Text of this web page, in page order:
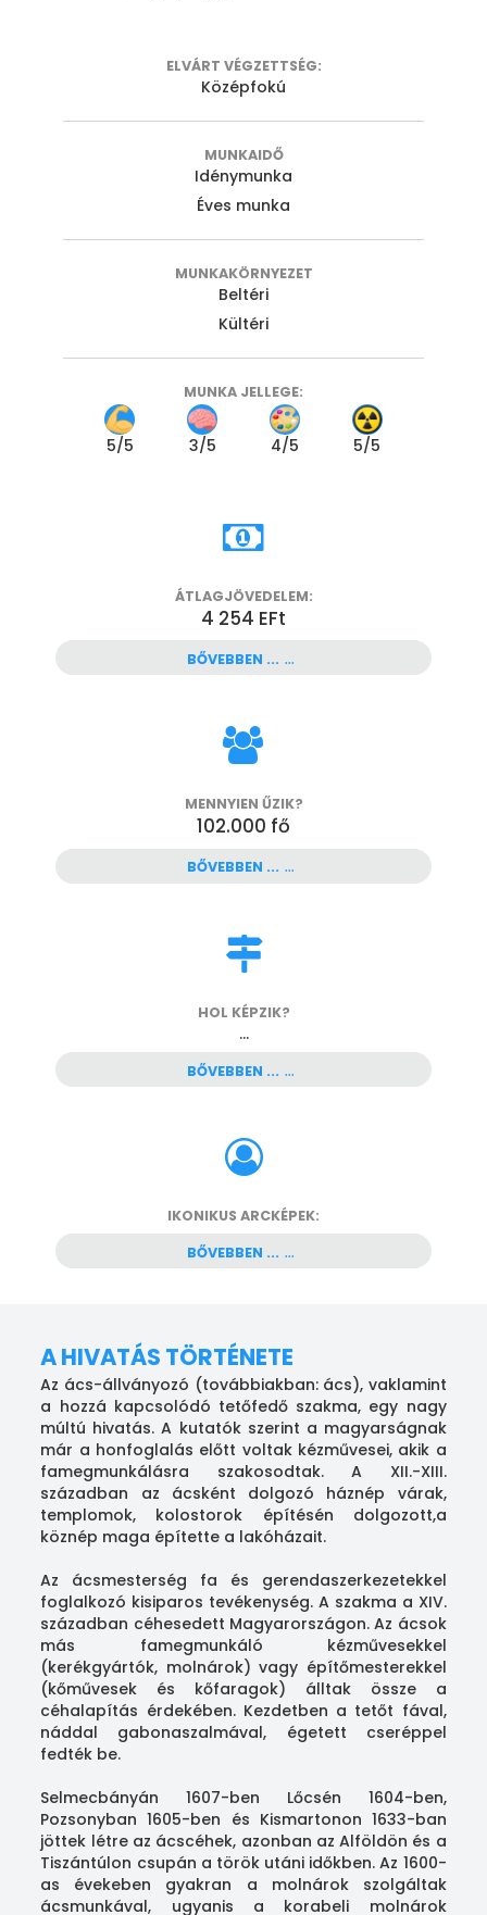
ELVÁRT VÉGZETTSÉG:
Középfokú
MUNKAIDŐ
Idénymunka
Éves munka
MUNKAKÖRNYEZET
Beltéri
Kültéri
MUNKA JELLEGE:
5/5 3/5 4/5 5/5
ÁTLAGJÖVEDELEM:
4 254 EFt
BŐVEBBEN ...
MENNYIEN ŰZIK?
102.000 fő
BŐVEBBEN ...
HOL KÉPZIK?
...
BŐVEBBEN ...
IKONIKUS ARCKÉPEK:
BŐVEBBEN ...
A HIVATÁS TÖRTÉNETE
Az ács-állványozó (továbbiakban: ács), vaklamint
a hozzá kapcsolódó tetőfedő szakma, egy nagy
múltú hivatás. A kutatók szerint a magyarságnak
már a honfoglalás előtt voltak kézművesei, akik a
famegmunkálásra szakosodtak. A XII.-XIII.
században az ácsként dolgozó háznép várak,
templomok, kolostorok építésén dolgozott,a
köznép maga építette a lakóházait.
Az ácsmesterség fa és gerendaszerkezetekkel
foglalkozó kisiparos tevékenység. A szakma a XIV.
században céhesedett Magyarországon. Az ácsok
más famegmunkáló kézművesekkel
(kerékgyártók, molnárok) vagy építőmesterekkel
(kőművesek és kőfaragok) álltak össze a
céhalapítás érdekében. Kezdetben a tetőt fával,
náddal gabonaszalmával, égetett cseréppel
fedték be.
Selmecbányán 1607-ben Lőcsén 1604-ben,
Pozsonyban 1605-ben és Kismartonon 1633-ban
jöttek létre az ácscéhek, azonban az Alföldön és a
Tiszántúlon csupán a török utáni időkben. Az 1600-
as évekeben gyakran a molnárok szolgáltak
ácsmunkával, ugyanis a korabeli molnárok